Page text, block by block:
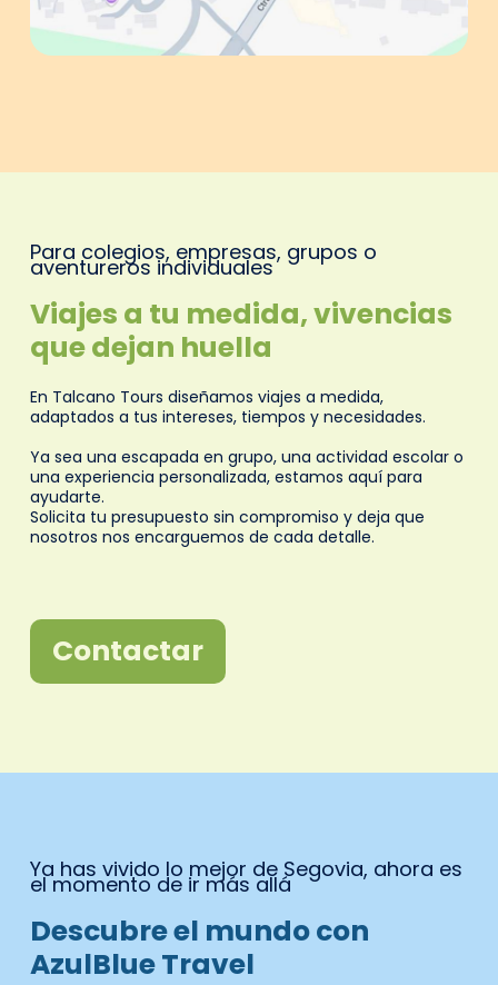
Para colegios, empresas, grupos o
aventureros individuales
Viajes a tu medida, vivencias
que dejan huella
En Talcano Tours diseñamos viajes a medida,
adaptados a tus intereses, tiempos y necesidades.
Ya sea una escapada en grupo, una actividad escolar o
una experiencia personalizada, estamos aquí para
ayudarte.
Solicita tu presupuesto sin compromiso y deja que
nosotros nos encarguemos de cada detalle.
Contactar
Ya has vivido lo mejor de Segovia, ahora es
el momento de ir más allá
Descubre el mundo con
AzulBlue Travel